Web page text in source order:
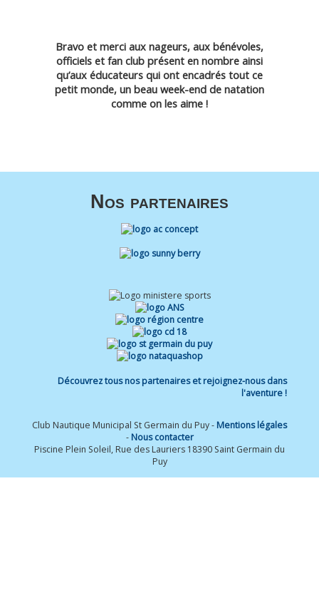
Bravo et merci aux nageurs, aux bénévoles,
officiels et fan club présent en nombre ainsi
qu’aux éducateurs qui ont encadrés tout ce
petit monde, un beau week-end de natation
comme on les aime !
Nos partenaires
Découvrez tous nos partenaires et rejoignez-nous dans
l'aventure !
Club Nautique Municipal St Germain du Puy - Mentions légales
- Nous contacter
Piscine Plein Soleil, Rue des Lauriers 18390 Saint Germain du
Puy